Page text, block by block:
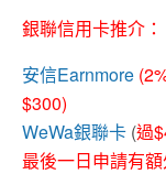
銀聯信用卡推介：
安信Earnmore
$300)
WeWa銀聯卡 (過
最後一日申請有